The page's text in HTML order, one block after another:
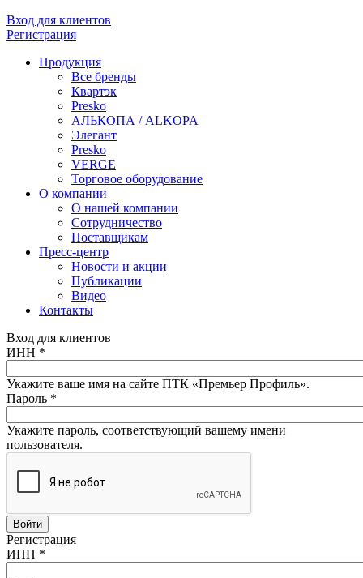
Вход для клиентов
Регистрация
Продукция
Все бренды
Квартэк
Presko
АЛЬКОПА / ALKOPA
Элегант
Presko
VERGE
Торговое оборудование
О компании
О нашей компании
Сотрудничество
Поставщикам
Пресс-центр
Новости и акции
Публикации
Видео
Контакты
Вход для клиентов
ИНН *
Укажите ваше имя на сайте ПТК «Премьер Профиль».
Пароль *
Укажите пароль, соответствующий вашему имени
пользователя.
Регистрация
ИНН *